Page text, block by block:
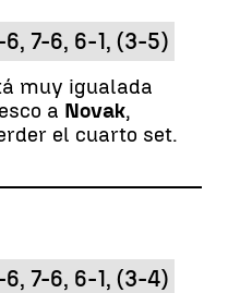
7-6, 6-1, (3-5)
muy igualada
a Novak,
el cuarto set.
7-6, 6-1, (3-4)